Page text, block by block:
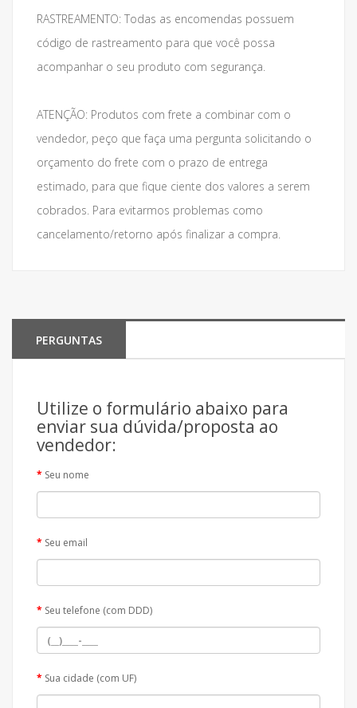
RASTREAMENTO: Todas as encomendas possuem
código de rastreamento para que você possa
acompanhar o seu produto com segurança.
ATENÇÃO: Produtos com frete a combinar com o
vendedor, peço que faça uma pergunta solicitando o
orçamento do frete com o prazo de entrega
estimado, para que fique ciente dos valores a serem
cobrados. Para evitarmos problemas como
cancelamento/retorno após finalizar a compra.
PERGUNTAS
Utilize o formulário abaixo para
enviar sua dúvida/proposta ao
vendedor:
Seu nome
Seu email
Seu telefone (com DDD)
Sua cidade (com UF)